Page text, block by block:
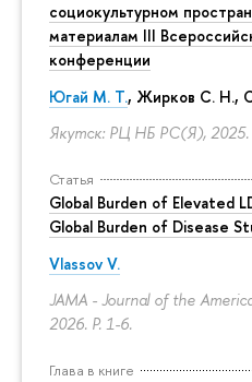
социокультурном
материалам III
конференции
Югай М. Т., Жирков С. Н.,
Якутск: РЦ НБ РС(Я), 2025.
Статья
Global Burden of Elevated
Global Burden of Disease
Vlassov V.
JAMA - Journal of the
2026. P. 1-6.
Глава в книге